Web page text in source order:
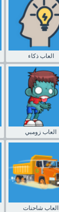
العاب ذكاء
العاب زومبي
العاب شاحنات